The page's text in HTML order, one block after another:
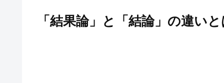
「結果論」と「結論」の違い